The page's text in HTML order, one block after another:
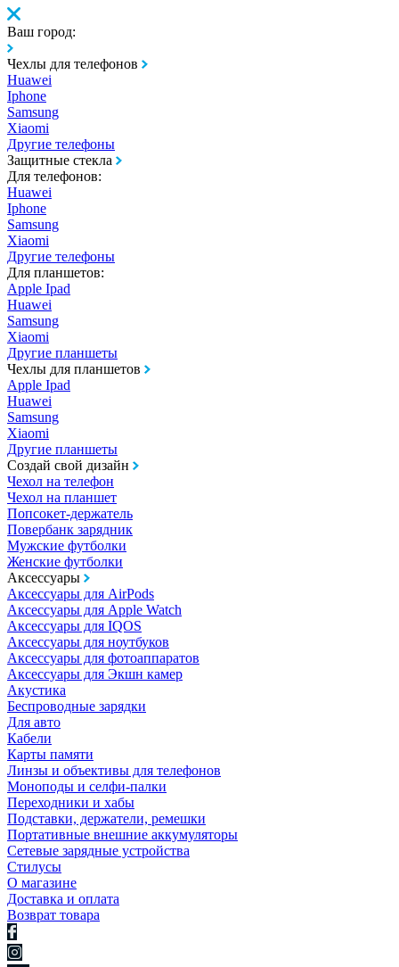
Ваш город:
Чехлы для телефонов
Huawei
Iphone
Samsung
Xiaomi
Другие телефоны
Защитные стекла
Для телефонов:
Huawei
Iphone
Samsung
Xiaomi
Другие телефоны
Для планшетов:
Apple Ipad
Huawei
Samsung
Xiaomi
Другие планшеты
Чехлы для планшетов
Apple Ipad
Huawei
Samsung
Xiaomi
Другие планшеты
Создай свой дизайн
Чехол на телефон
Чехол на планшет
Попсокет-держатель
Повербанк зарядник
Мужские футболки
Женские футболки
Аксессуары
Аксессуары для AirPods
Аксессуары для Apple Watch
Аксессуары для IQOS
Аксессуары для ноутбуков
Аксессуары для фотоаппаратов
Аксессуары для Экшн камер
Акустика
Беспроводные зарядки
Для авто
Кабели
Карты памяти
Линзы и объективы для телефонов
Моноподы и селфи-палки
Переходники и хабы
Подставки, держатели, ремешки
Портативные внешние аккумуляторы
Сетевые зарядные устройства
Стилусы
О магазине
Доставка и оплата
Возврат товара